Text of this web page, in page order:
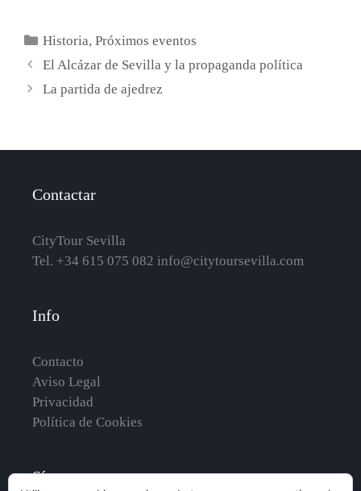
Categorías
Historia,Próximos eventos
El Alcázar de Sevilla y la propaganda política
La partida de ajedrez
Contactar
CityTour Sevilla
Tel. +34 615 075 082 info@citytoursevilla.com
Info
Contacto
Aviso Legal
Privacidad
Política de Cookies
Síguenos en